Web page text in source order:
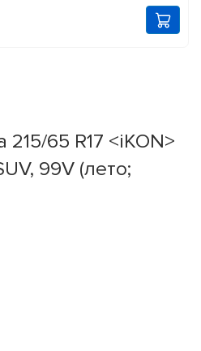
65 R17 <iKON>
99V (лето;